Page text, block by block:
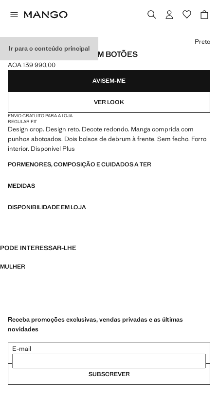
Ir para o conteúdo principal
CASACO CROPPED COM BOTÕES
Preço atual [AOA 139 990,00 ]
AOA 139 990,00
Selecione uma cor
Preto
AVISEM-ME
VER LOOK
ENVIO GRATUITO PARA A LOJA
REGULAR FIT
Design crop. Design reto. Decote redondo. Manga comprida com
punhos abotoados. Dois bolsos de debrum à frente. Sem fecho. Forro
interior. Disponível Plus
PORMENORES, COMPOSIÇÃO E CUIDADOS A TER
MEDIDAS
DISPONIBILIDADE EM LOJA
PODE INTERESSAR-LHE
MULHER
Receba promoções exclusivas, vendas privadas e as últimas
novidades
E-mail
SUBSCREVER